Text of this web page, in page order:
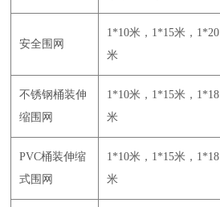
安全围网
1*10米，1*15米，1*20
米
不锈钢桶装伸
缩围网
1*10米，1*15米，1*18
米
PVC桶装伸缩
式围网
1*10米，1*15米，1*18
米